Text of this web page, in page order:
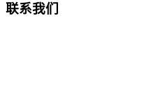
联系我们